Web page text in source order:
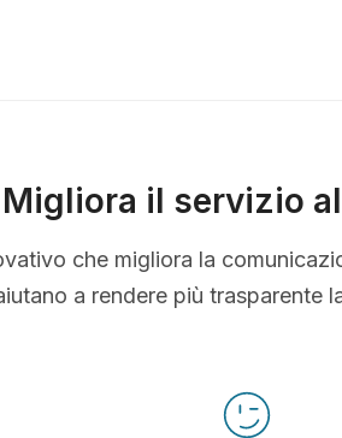
Migliora il servizio
che migliora la
a rendere più trasparente